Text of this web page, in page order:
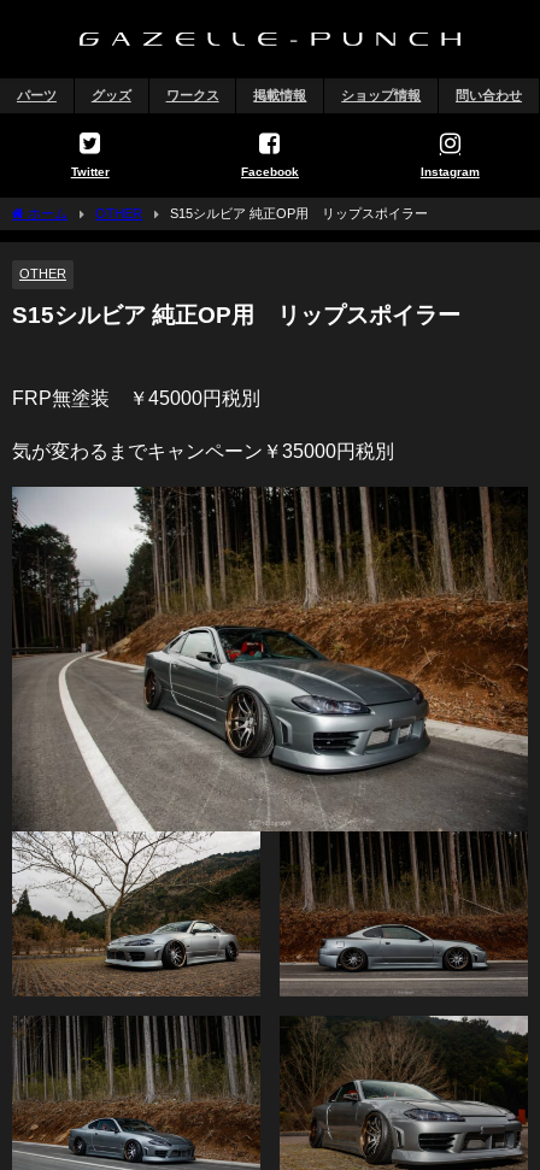
パーツ グッズ ワークス 掲載情報 ショップ情報 問い合わせ
Twitter Facebook Instagram
ホーム OTHER S15シルビア 純正OP用 リップスポイラー
OTHER
S15シルビア 純正OP用 リップスポイラー
FRP無塗装 ￥45000円税別
気が変わるまでキャンペーン￥35000円税別